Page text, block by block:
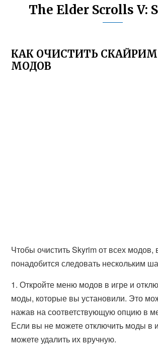
The Elder Scrolls V:
КАК ОЧИСТИТЬ СКАЙРИМ
МОДОВ
Чтобы очистить Skyrim от всех модов,
понадобится следовать нескольким
1. Откройте меню модов в игре и
моды, которые вы установили. Это
нажав на соответствующую опцию в
Если вы не можете отключить моды в
можете удалить их вручную.